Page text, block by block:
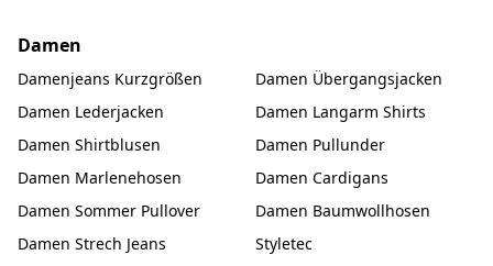
Damen
Damenjeans Kurzgrößen
Damen Übergangsjacken
Damen Lederjacken
Damen Langarm Shirts
Damen Shirtblusen
Damen Pullunder
Damen Marlenehosen
Damen Cardigans
Damen Sommer Pullover
Damen Baumwollhosen
Damen Strech Jeans
Styletec